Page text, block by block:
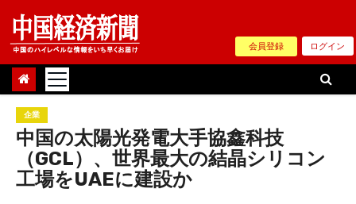
Skip
content
会員登録 ログイン
企業
中国の太陽光発電大手協鑫科技
（GCL）、世界最大の結晶シリコン
工場をUAEに建設か